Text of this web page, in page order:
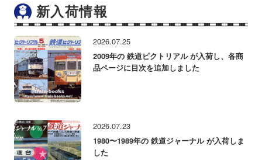
新入荷情報
2026.07.25
2009年の 鉄道ピクトリアル が入荷し、各商
品ページに目次を追加しました
2026.07.23
1980〜1989年の 鉄道ジャーナル が入荷しま
した